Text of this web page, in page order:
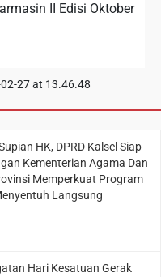
II Edisi Oktober
HK, DPRD Kalsel Siap
Kementerian Agama Dan
Memperkuat Program
Langsung
Hari Kesatuan Gerak